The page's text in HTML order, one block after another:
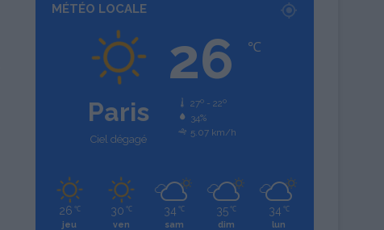
MÉTÉO LOCALE
Paris
Ciel dégagé
26 ℃
27º - 22º
34%
5.07 km/h
26 ℃
jeu
30 ℃
ven
34 ℃
sam
35 ℃
dim
34 ℃
lun